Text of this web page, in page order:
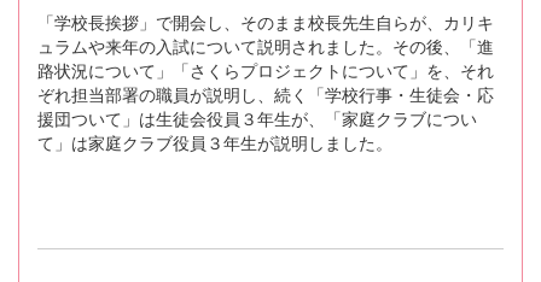
「学校長挨拶」で開会し、そのまま校長先生自らが、カリキ
ュラムや来年の入試について説明されました。その後、「進
路状況について」「さくらプロジェクトについて」を、それ
ぞれ担当部署の職員が説明し、続く「学校行事・生徒会・応
援団ついて」は生徒会役員３年生が、「家庭クラブについ
て」は家庭クラブ役員３年生が説明しました。